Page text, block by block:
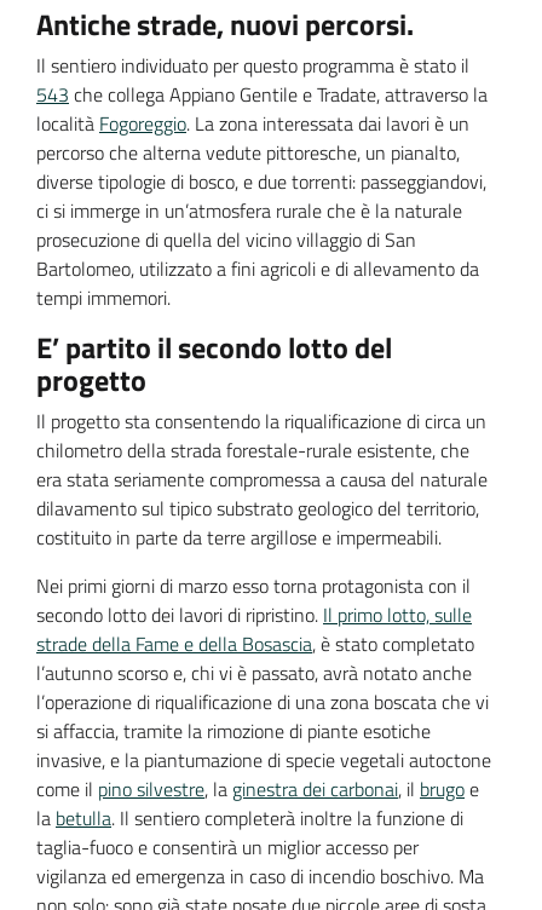
Antiche strade, nuovi percorsi.
Il sentiero individuato per questo programma è stato il
543 che collega Appiano Gentile e Tradate, attraverso la
località Fogoreggio. La zona interessata dai lavori è un
percorso che alterna vedute pittoresche, un pianalto,
diverse tipologie di bosco, e due torrenti: passeggiandovi,
ci si immerge in un’atmosfera rurale che è la naturale
prosecuzione di quella del vicino villaggio di San
Bartolomeo, utilizzato a fini agricoli e di allevamento da
tempi immemori.
E’ partito il secondo lotto del
progetto
Il progetto sta consentendo la riqualificazione di circa un
chilometro della strada forestale-rurale esistente, che
era stata seriamente compromessa a causa del naturale
dilavamento sul tipico substrato geologico del territorio,
costituito in parte da terre argillose e impermeabili.
Nei primi giorni di marzo esso torna protagonista con il
secondo lotto dei lavori di ripristino. Il primo lotto, sulle
strade della Fame e della Bosascia, è stato completato
l’autunno scorso e, chi vi è passato, avrà notato anche
l’operazione di riqualificazione di una zona boscata che vi
si affaccia, tramite la rimozione di piante esotiche
invasive, e la piantumazione di specie vegetali autoctone
come il pino silvestre, la ginestra dei carbonai, il brugoe
la betulla. Il sentiero completerà inoltre la funzione di
taglia-fuoco e consentirà un miglior accesso per
vigilanza ed emergenza in caso di incendio boschivo. Ma